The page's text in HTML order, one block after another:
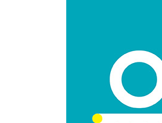
Chapter 3 주요 유통정
Chapter 4 유통정보의 활
Chapter 5 전자상거래
[부 록] 유통관리사 실전